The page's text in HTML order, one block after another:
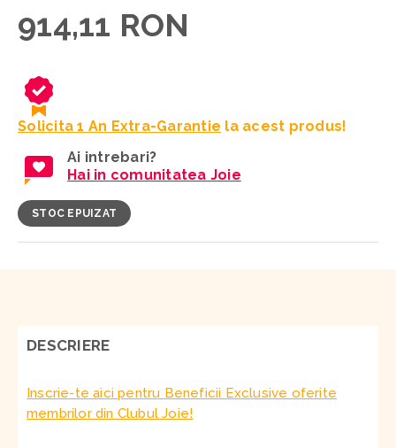
914,11 RON
Solicita 1 An Extra-Garantie la acest produs!
Ai intrebari?
Hai in comunitatea Joie
STOC EPUIZAT
DESCRIERE
Inscrie-te aici pentru Beneficii Exclusive oferite
membrilor din Clubul Joie!